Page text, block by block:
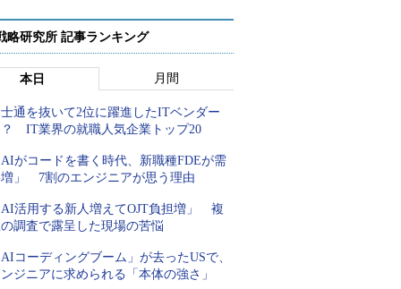
略研究所 記事ランキング
本日 月間
通を抜いて2位に躍進したITベンダー
IT業界の就職人気企業トップ20
がコードを書く時代、新職種FDEが需
」 7割のエンジニアが思う理由
活用する新人増えてOJT負担増」 複
調査で露呈した現場の苦悩
コーディングブーム」が去ったUSで、
ジニアに求められる「本体の強さ」